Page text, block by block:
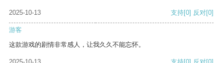
2025-10-13 支持[0] 反对[0]
游客
这款游戏的剧情非常感人，让我久久不能忘怀。